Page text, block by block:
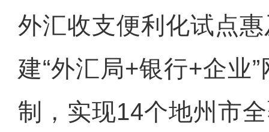
外汇收支便利化试点
建“外汇局+银行+企业
制，实现14个地州市